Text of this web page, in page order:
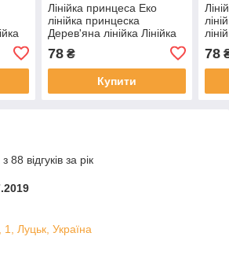
Лінійка принцеса Еко
лінійка принцеска
Дерев'яна лінійка Лінійка
для школи 15 см Матеріал
фанера
78₴
Купити
78
88 відгуків за рік
Луцьк, Україна